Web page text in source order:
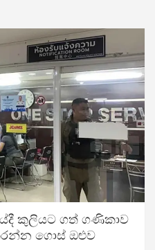
කුලියට ගත් ගණිකාව
ගොස් ඔළුව